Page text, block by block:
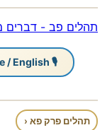
תהלים פב - דברים
🎙 Subscribe / English
תהלים פרק פא ‹